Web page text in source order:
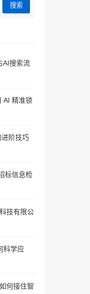
搜索
AI搜索流
AI 精准锁
阶技巧
标信息检
技有限公
科学应
何接住智